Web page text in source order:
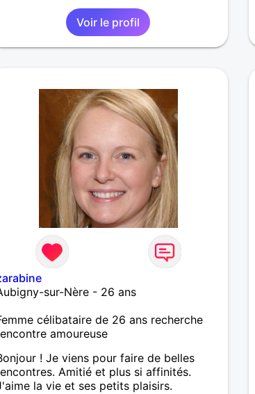
Voir le profil
sur-Nère - 26 ans
célibataire de 26 ans recherche
amoureuse
! Je viens pour faire de belles
Amitié et plus si affinités.
la vie et ses petits plaisirs.